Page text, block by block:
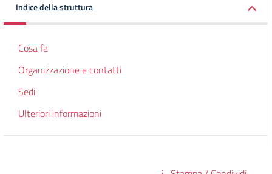
Indice della struttura
Cosa fa
Organizzazione e contatti
Sedi
Ulteriori informazioni